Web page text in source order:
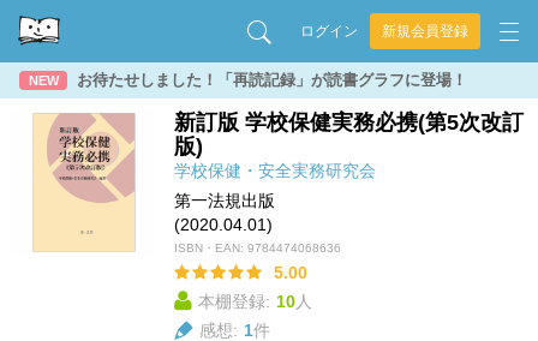
ログイン 新規会員登録
NEW お待たせしました！「再読記録」が読書グラフに登場！
新訂版 学校保健実務必携(第5次改訂
版)
学校保健・安全実務研究会
第一法規出版
(2020.04.01)
ISBN・EAN: 9784474068636
5.00
本棚登録: 10人
感想: 1件